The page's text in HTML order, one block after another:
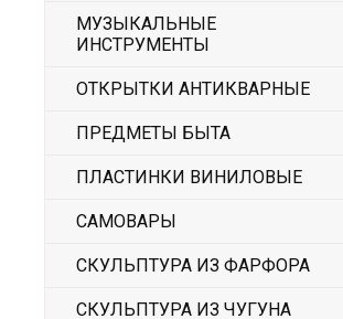
МУЗЫКАЛЬНЫЕ
ИНСТРУМЕНТЫ
ОТКРЫТКИ АНТИКВАРНЫЕ
ПРЕДМЕТЫ БЫТА
ПЛАСТИНКИ ВИНИЛОВЫЕ
САМОВАРЫ
СКУЛЬПТУРА ИЗ ФАРФОРА
СКУЛЬПТУРА ИЗ ЧУГУНА